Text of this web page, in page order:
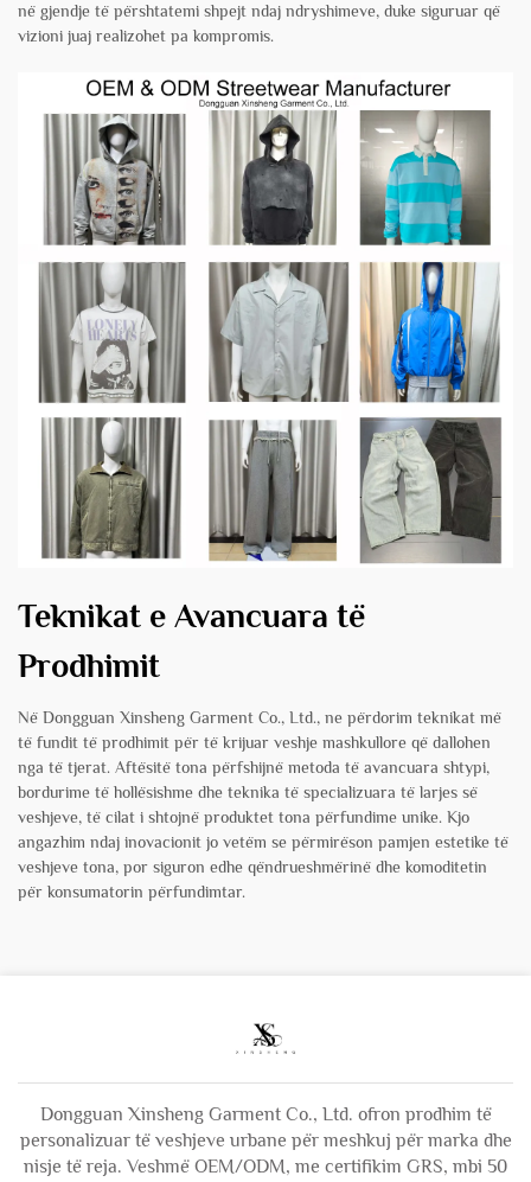
në gjendje të përshtatemi shpejt ndaj ndryshimeve, duke siguruar që
vizioni juaj realizohet pa kompromis.
Teknikat e Avancuara të
Prodhimit
Në Dongguan Xinsheng Garment Co., Ltd., ne përdorim teknikat më
të fundit të prodhimit për të krijuar veshje mashkullore që dallohen
nga të tjerat. Aftësitë tona përfshijnë metoda të avancuara shtypi,
bordurime të hollësishme dhe teknika të specializuara të larjes së
veshjeve, të cilat i shtojnë produktet tona përfundime unike. Kjo
angazhim ndaj inovacionit jo vetëm se përmirëson pamjen estetike të
veshjeve tona, por siguron edhe qëndrueshmërinë dhe komoditetin
për konsumatorin përfundimtar.
Dongguan Xinsheng Garment Co., Ltd. ofron prodhim të
personalizuar të veshjeve urbane për meshkuj për marka dhe
nisje të reja. Veshmë OEM/ODM, me certifikim GRS, mbi 50